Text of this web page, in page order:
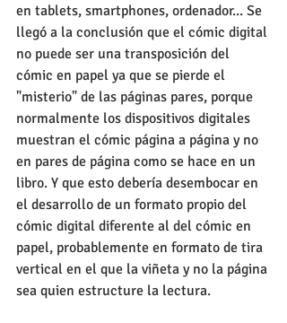
en tablets, smartphones, ordenador... Se
llegó a la conclusión que el cómic digital
no puede ser una transposición del
cómic en papel ya que se pierde el
"misterio" de las páginas pares, porque
normalmente los dispositivos digitales
muestran el cómic página a página y no
en pares de página como se hace en un
libro. Y que esto debería desembocar en
el desarrollo de un formato propio del
cómic digital diferente al del cómic en
papel, probablemente en formato de tira
vertical en el que la viñeta y no la página
sea quien estructure la lectura.